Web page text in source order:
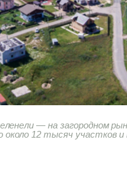
— на загородном
12 тысяч участков и